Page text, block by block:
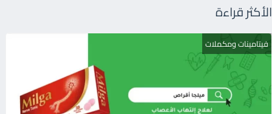
الأكثر قراءة
فيتامينات ومكملات